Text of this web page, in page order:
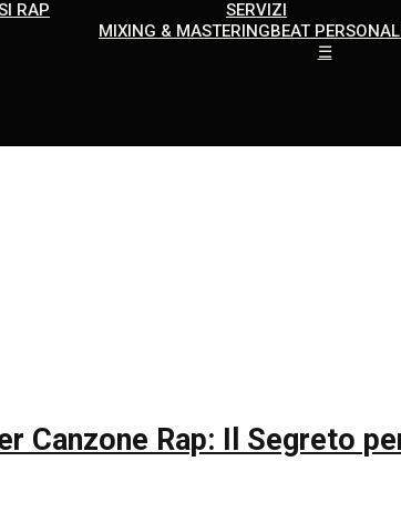
RAP
SERVIZI
MIXING & MASTERINGBEAT
☰
Canzone Rap: Il Segreto